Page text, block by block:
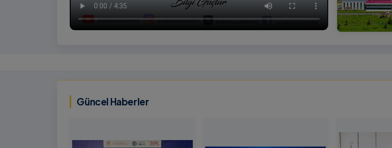
Güncel Haberler